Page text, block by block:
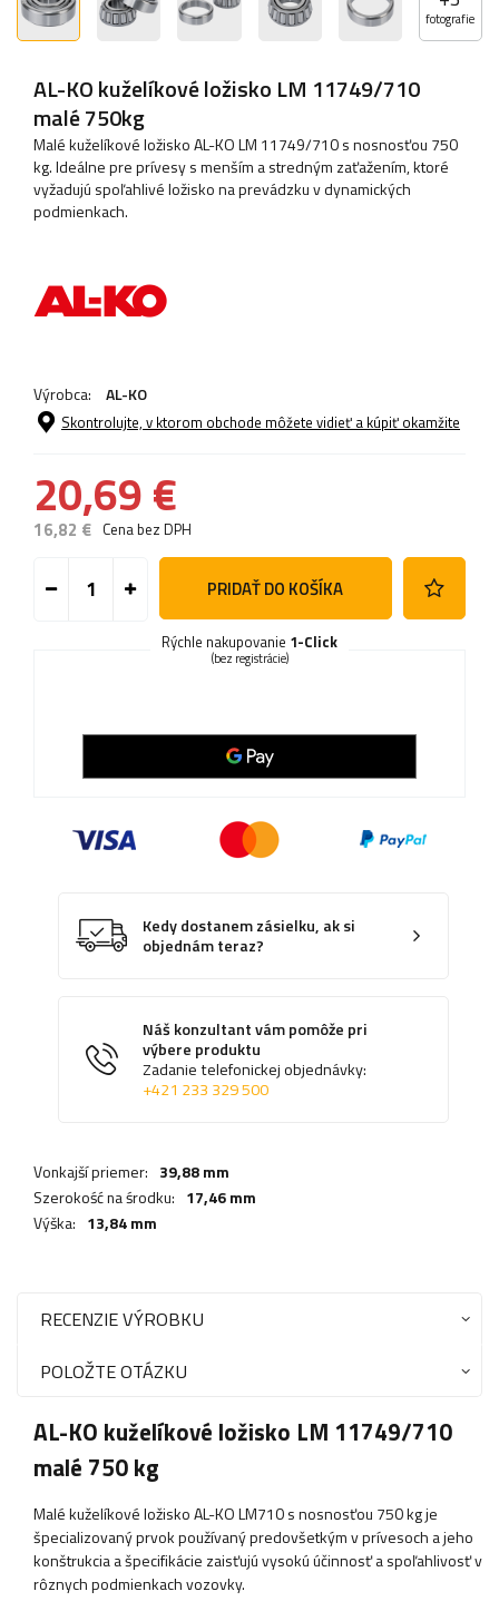
fotografie
AL-KO kuželíkové ložisko LM 11749/710
malé 750kg
Malé kuželíkové ložisko AL-KO LM 11749/710 s nosnosťou 750
kg. Ideálne pre prívesy s menším a stredným zaťažením, ktoré
vyžadujú spoľahlivé ložisko na prevádzku v dynamických
podmienkach.
Výrobca: AL-KO
Skontrolujte, v ktorom obchode môžete vidieť a kúpiť okamžite
20,69 €
16,82 € Cena bez DPH
PRIDAŤ DO KOŠÍKA
Rýchle nakupovanie 1-Click
(bez registrácie)
Kedy dostanem zásielku, ak si
objednám teraz?
Náš konzultant vám pomôže pri
výbere produktu
Zadanie telefonickej objednávky:
+421 233 329 500
Vonkajší priemer: 39,88 mm
Szerokość na środku: 17,46 mm
Výška: 13,84 mm
RECENZIE VÝROBKU
POLOŽTE OTÁZKU
AL-KO kuželíkové ložisko LM 11749/710
malé 750 kg
Malé kuželíkové ložisko AL-KO LM710 s nosnosťou 750 kg je
špecializovaný prvok používaný predovšetkým v prívesoch a jeho
konštrukcia a špecifikácie zaisťujú vysokú účinnosť a spoľahlivosť v
rôznych podmienkach vozovky.